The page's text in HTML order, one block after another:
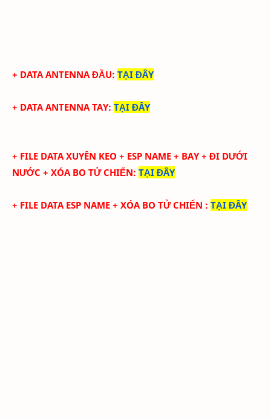
+ DATA ANTENNA ĐẦU: TẠI ĐÂY
+ DATA ANTENNA TAY: TẠI ĐÂY
+ FILE DATA XUYÊN KEO + ESP NAME + BAY + ĐI DƯỚI
NƯỚC + XÓA BO TỬ CHIẾN: TẠI ĐÂY
+ FILE DATA ESP NAME + XÓA BO TỬ CHIẾN : TẠI ĐÂY